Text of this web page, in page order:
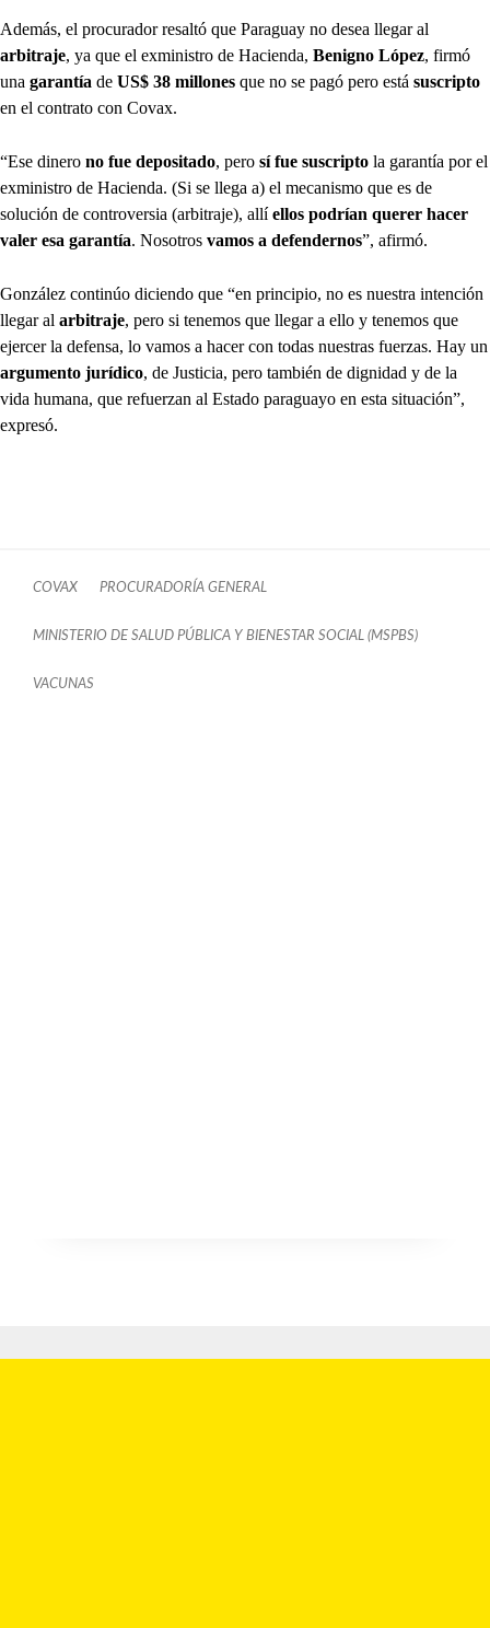
Además, el procurador resaltó que Paraguay no desea llegar al
arbitraje, ya que el exministro de Hacienda, Benigno López, firmó
una garantía de US$ 38 millones que no se pagó pero está suscripto
en el contrato con Covax.
“Ese dinero no fue depositado, pero sí fue suscripto la garantía por el
exministro de Hacienda. (Si se llega a) el mecanismo que es de
solución de controversia (arbitraje), allíellos podrían querer hacer
valer esa garantía. Nosotros vamos a defendernos”, afirmó.
González continúo diciendo que “en principio, no es nuestra intención
llegar al arbitraje, pero si tenemos que llegar a ello y tenemos que
ejercer la defensa, lo vamos a hacer con todas nuestras fuerzas. Hay un
argumento jurídico, de Justicia, pero también de dignidad y de la
vida humana, que refuerzan al Estado paraguayo en esta situación”,
expresó.
COVAX PROCURADORÍA GENERAL
MINISTERIO DE SALUD PÚBLICA Y BIENESTAR SOCIAL (MSPBS)
VACUNAS